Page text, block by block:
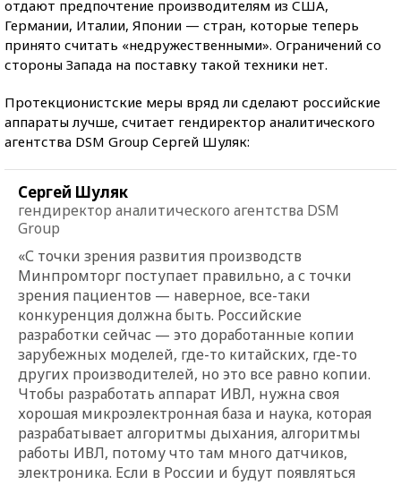
отдают предпочтение производителям из США,
Германии, Италии, Японии — стран, которые теперь
принято считать «недружественными». Ограничений со
стороны Запада на поставку такой техники нет.
Протекционистские меры вряд ли сделают российские
аппараты лучше, считает гендиректор аналитического
агентства DSM Group Сергей Шуляк:
Сергей Шуляк
гендиректор аналитического агентства DSM
Group
«С точки зрения развития производств
Минпромторг поступает правильно, а с точки
зрения пациентов — наверное, все-таки
конкуренция должна быть. Российские
разработки сейчас — это доработанные копии
зарубежных моделей, где-то китайских, где-то
других производителей, но это все равно копии.
Чтобы разработать аппарат ИВЛ, нужна своя
хорошая микроэлектронная база и наука, которая
разрабатывает алгоритмы дыхания, алгоритмы
работы ИВЛ, потому что там много датчиков,
электроника. Если в России и будут появляться